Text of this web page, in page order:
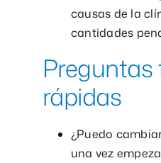
causas de la
cantidades
rápidas
¿Puedo
una vez